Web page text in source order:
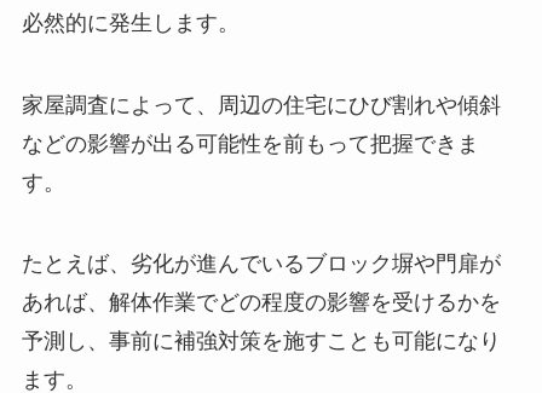
解体作業では、重機を使用するため振動や騒音が
家屋調査によって、周辺の住宅にひび割れや傾斜
などの影響が出る可能性を前もって把握できま
たとえば、劣化が進んでいるブロック塀や門扉が
あれば、解体作業でどの程度の影響を受けるかを
予測し、事前に補強対策を施すことも可能になり